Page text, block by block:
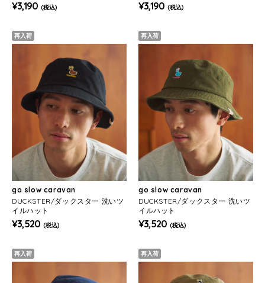
¥3,190 (税込) ¥3,190 (税込)
再入荷
go slow caravan
DUCKSTER/ダックスター 洗いツ
イルハット
¥3,520 (税込)
再入荷
go slow caravan
DUCKSTER/ダックスター 洗いツ
イルハット
¥3,520 (税込)
再入荷 再入荷